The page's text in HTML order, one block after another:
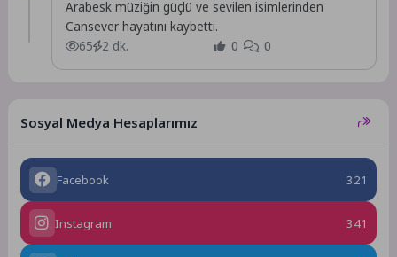
Arabesk müziğin güçlü ve sevilen isimlerinden
Cansever hayatını kaybetti.
65
2 dk. 0 0
Sosyal Medya Hesaplarımız
Facebook 321
Instagram 341